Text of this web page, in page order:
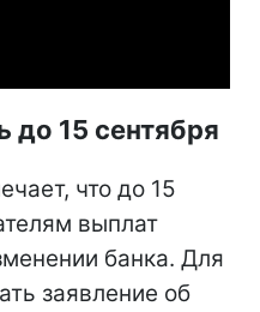
до 15 сентября
что до 15
выплат
банка. Для
заявление об